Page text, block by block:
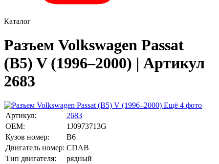
Каталог
Разъем Volkswagen Passat
(B5) V (1996–2000) | Артикул
2683
Ещё 4 фото
Артикул:
2683
OEM:
1J0973713G
Кузов номер:
B6
Двигатель номер: CDAB
Тип двигателя:
рядный